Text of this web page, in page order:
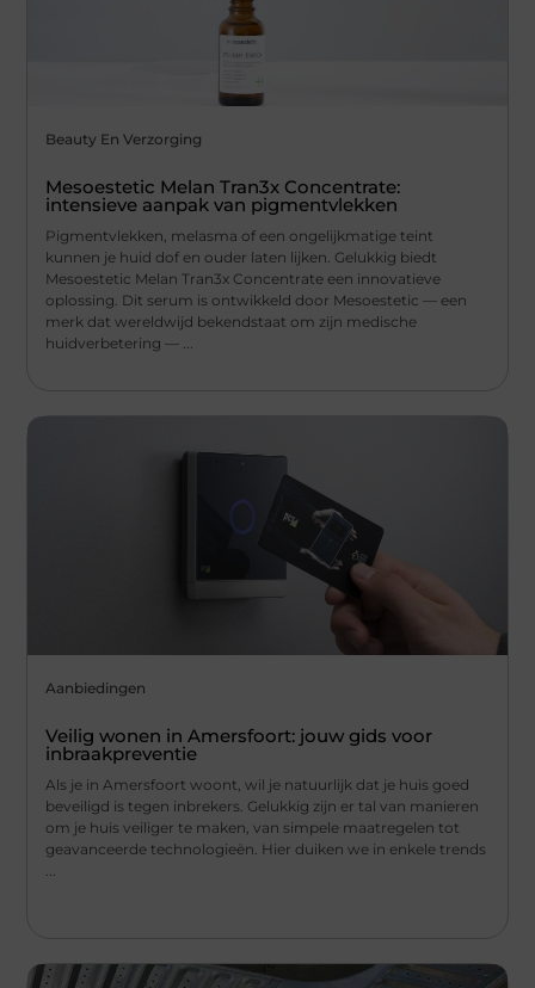
Beauty En Verzorging
Mesoestetic Melan Tran3x Concentrate:
intensieve aanpak van pigmentvlekken
Pigmentvlekken, melasma of een ongelijkmatige teint
kunnen je huid dof en ouder laten lijken. Gelukkig biedt
Mesoestetic Melan Tran3x Concentrate een innovatieve
oplossing. Dit serum is ontwikkeld door Mesoestetic — een
merk dat wereldwijd bekendstaat om zijn medische
huidverbetering — ...
Aanbiedingen
Veilig wonen in Amersfoort: jouw gids voor
inbraakpreventie
Als je in Amersfoort woont, wil je natuurlijk dat je huis goed
beveiligd is tegen inbrekers. Gelukkig zijn er tal van manieren
om je huis veiliger te maken, van simpele maatregelen tot
geavanceerde technologieën. Hier duiken we in enkele trends